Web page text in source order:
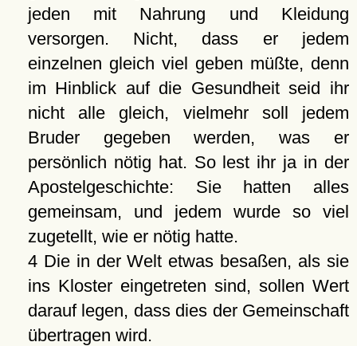
jeden mit Nahrung und Kleidung
versorgen. Nicht, dass er jedem
einzelnen gleich viel geben müßte, denn
im Hinblick auf die Gesundheit seid ihr
nicht alle gleich, vielmehr soll jedem
Bruder gegeben werden, was er
persönlich nötig hat. So lest ihr ja in der
Apostelgeschichte: Sie hatten alles
gemeinsam, und jedem wurde so viel
zugetellt, wie er nötig hatte.
4 Die in der Welt etwas besaßen, als sie
ins Kloster eingetreten sind, sollen Wert
darauf legen, dass dies der Gemeinschaft
übertragen wird.